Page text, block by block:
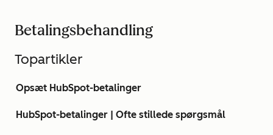
Betalingsbehandling
Topartikler
Opsæt HubSpot-betalinger
HubSpot-betalinger | Ofte stillede spørgsmål